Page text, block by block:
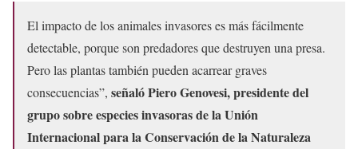
El impacto de los animales invasores es más fácilmente
detectable, porque son predadores que destruyen una presa.
Pero las plantas también pueden acarrear graves
consecuencias”, señaló Piero Genovesi, presidente del
grupo sobre especies invasoras de la Unión
Internacional para la Conservación de la Naturaleza